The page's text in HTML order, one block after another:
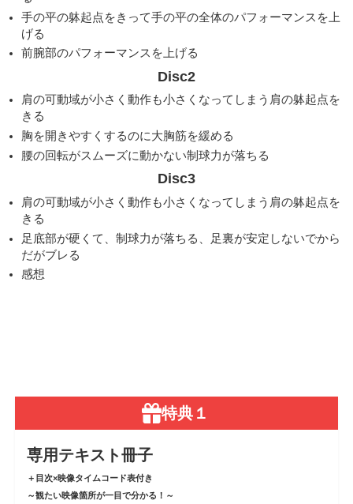
手の平の躰起点をきって手の平の全体のパフォーマンスを上
げる
前腕部のパフォーマンスを上げる
Disc2
肩の可動域が小さく動作も小さくなってしまう肩の躰起点を
きる
胸を開きやすくするのに大胸筋を緩める
腰の回転がスムーズに動かない制球力が落ちる
Disc3
肩の可動域が小さく動作も小さくなってしまう肩の躰起点を
きる
足底部が硬くて、制球力が落ちる、足裏が安定しないでから
だがブレる
感想
特典１
専用テキスト冊子
＋目次×映像タイムコード表付き
～観たい映像箇所が一目で分かる！～